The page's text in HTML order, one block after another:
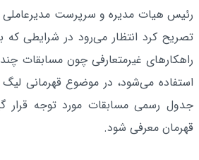
رئیس هیات ‌مدیره و سرپرست مدیرعاملی
تصریح کرد انتظار می‌رود در شرایطی
راهکارهای غیرمتعارفی چون مسابقات
استفاده می‌شود، در موضوع قهرمانی لیگ
جدول رسمی مسابقات مورد توجه قرار
قهرمان معرفی شود.